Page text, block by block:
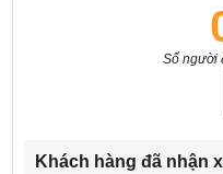
Số người
Khách hàng đã nhận